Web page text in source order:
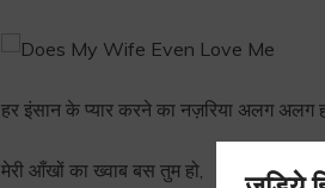
हर इंसान के प्यार करने का नज़रिया अलग अलग
मेरी आँखों का ख्वाब बस तुम हो,